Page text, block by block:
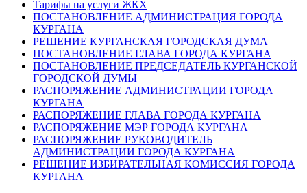
Тарифы на услуги ЖКХ
ПОСТАНОВЛЕНИЕ АДМИНИСТРАЦИЯ ГОРОДА
КУРГАНА
РЕШЕНИЕ КУРГАНСКАЯ ГОРОДСКАЯ ДУМА
ПОСТАНОВЛЕНИЕ ГЛАВА ГОРОДА КУРГАНА
ПОСТАНОВЛЕНИЕ ПРЕДСЕДАТЕЛЬ КУРГАНСКОЙ
ГОРОДСКОЙ ДУМЫ
РАСПОРЯЖЕНИЕ АДМИНИСТРАЦИИ ГОРОДА
КУРГАНА
РАСПОРЯЖЕНИЕ ГЛАВА ГОРОДА КУРГАНА
РАСПОРЯЖЕНИЕ МЭР ГОРОДА КУРГАНА
РАСПОРЯЖЕНИЕ РУКОВОДИТЕЛЬ
АДМИНИСТРАЦИИ ГОРОДА КУРГАНА
РЕШЕНИЕ ИЗБИРАТЕЛЬНАЯ КОМИССИЯ ГОРОДА
КУРГАНА